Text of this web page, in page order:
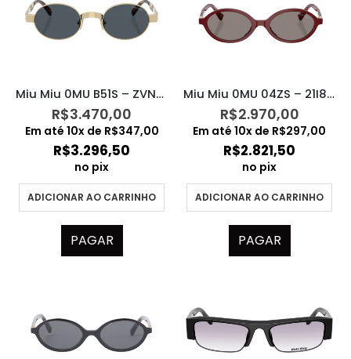
Miu Miu 0MU B51S – ZVN70B
R$3.470,00
Em até 10x de R$347,00
R$3.296,50
no pix
ADICIONAR AO CARRINHO
PAGAR
Miu Miu 0MU 04ZS – 21I80Q
R$2.970,00
Em até 10x de R$297,00
R$2.821,50
no pix
ADICIONAR AO CARRINHO
PAGAR